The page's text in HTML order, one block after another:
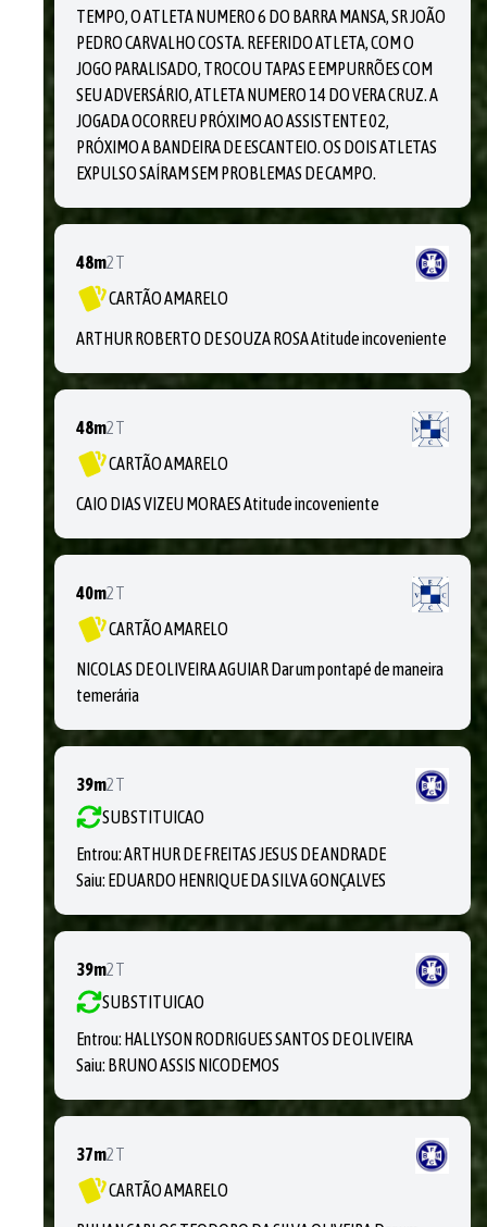
TEMPO, O ATLETA NUMERO 6 DO BARRA MANSA, SR JOÃO
PEDRO CARVALHO COSTA. REFERIDO ATLETA, COM O
JOGO PARALISADO, TROCOU TAPAS E EMPURRÕES COM
SEU ADVERSÁRIO, ATLETA NUMERO 14 DO VERA CRUZ. A
JOGADA OCORREU PRÓXIMO AO ASSISTENTE 02,
PRÓXIMO A BANDEIRA DE ESCANTEIO. OS DOIS ATLETAS
EXPULSO SAÍRAM SEM PROBLEMAS DE CAMPO.
48m2T
CARTÃO AMARELO
ARTHUR ROBERTO DE SOUZA ROSA Atitude incoveniente
48m2T
CARTÃO AMARELO
CAIO DIAS VIZEU MORAES Atitude incoveniente
40m2T
CARTÃO AMARELO
NICOLAS DE OLIVEIRA AGUIAR Dar um pontapé de maneira
temerária
39m2T
SUBSTITUICAO
Entrou:ARTHUR DE FREITAS JESUS DE ANDRADE
Saiu: EDUARDO HENRIQUE DA SILVA GONÇALVES
39m2T
SUBSTITUICAO
Entrou: HALLYSON RODRIGUES SANTOS DE OLIVEIRA
Saiu: BRUNO ASSIS NICODEMOS
37m2T
CARTÃO AMARELO